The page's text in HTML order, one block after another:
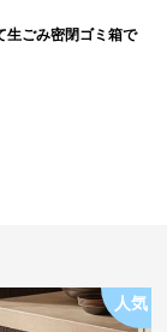
生ごみ密閉ゴミ箱で
人気